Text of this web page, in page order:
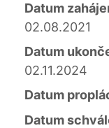
Datum
02.08.2021
Datum
02.11.2024
Datum
Datum